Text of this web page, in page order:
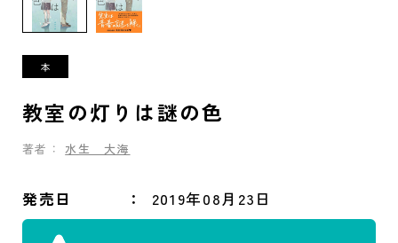
教室の灯りは謎の色
著者： 水生 大海
発売日 2019年08月23日